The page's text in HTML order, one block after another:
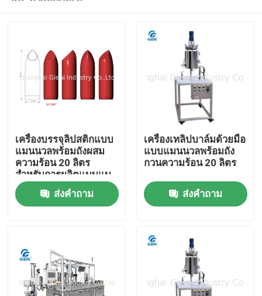
สินค้า
เครื่องบรรจุลิปสติกแบบ
แมนนวลพร้อมถังผสม
ความร้อน 20 ลิตร
สำหรับการผลิตแบบแบ
ทช์เล็กที่มีประสิทธิภาพ
ส่งคำถาม
เครื่องเทลิปบาล์มด้วยมือ
แบบแมนนวลพร้อมถัง
กวนความร้อน 20 ลิตร
ส่งคำถาม